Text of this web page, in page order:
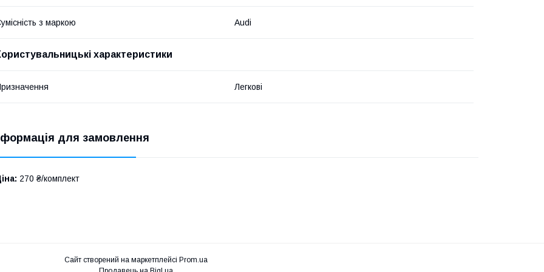
з маркою Audi
характеристики
Легкові
для замовлення
270 ₴/комплект
Сайт створений на маркетплейсі Prom.ua